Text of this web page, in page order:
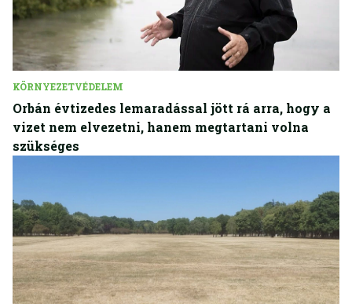
KÖRNYEZETVÉDELEM
Orbán évtizedes lemaradással jött rá arra, hogy a
vizet nem elvezetni, hanem megtartani volna
szükséges